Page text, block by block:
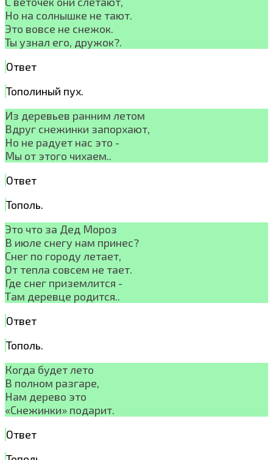
Но на солнышке не тают.
Это вовсе не снежок.
Ты узнал его, дружок?.
Ответ
Тополиный пух.
Из деревьев ранним летом
Вдруг снежинки запорхают,
Но не радует нас это -
Мы от этого чихаем..
Ответ
Тополь.
Это что за Дед Мороз
В июле снегу нам принес?
Снег по городу летает,
От тепла совсем не тает.
Где снег приземлится -
Там деревце родится..
Ответ
Тополь.
Когда будет лето
В полном разгаре,
Нам дерево это
«Снежинки» подарит.
Ответ